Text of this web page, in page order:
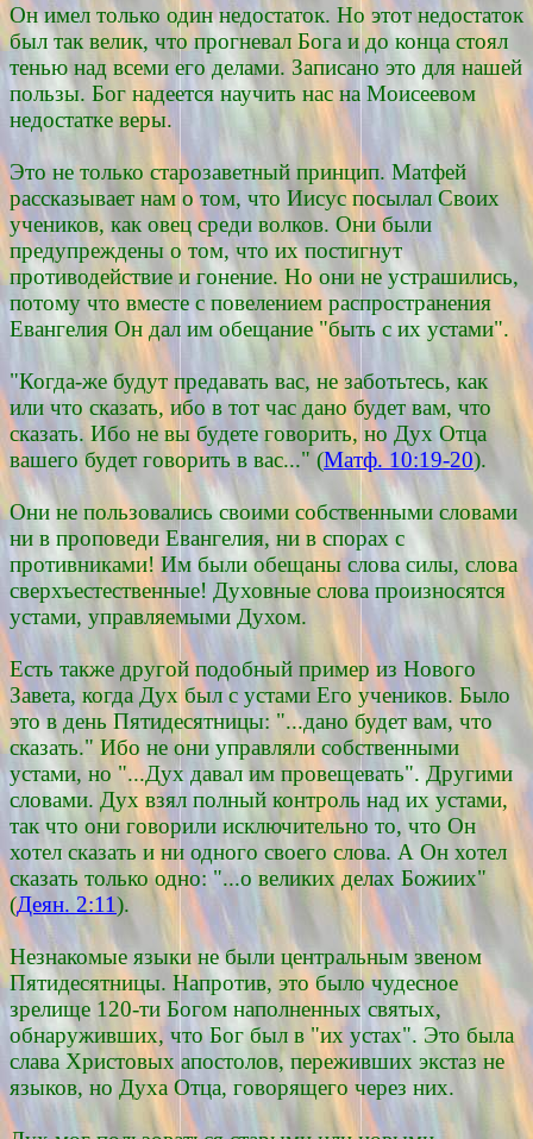
Он имел только один недостаток. Но этот недостаток
был так велик, что прогневал Бога и до конца стоял
тенью над всеми его делами. Записано это для нашей
пользы. Бог надеется научить нас на Моисеевом
недостатке веры.
Это не только старозаветный принцип. Матфей
рассказывает нам о том, что Иисус посылал Своих
учеников, как овец среди волков. Они были
предупреждены о том, что их постигнут
противодействие и гонение. Но они не устрашились,
потому что вместе с повелением распространения
Евангелия Он дал им обещание "быть с их устами".
"Когда-же будут предавать вас, не заботьтесь, как
или что сказать, ибо в тот час дано будет вам, что
сказать. Ибо не вы будете говорить, но Дух Отца
вашего будет говорить в вас..." (Матф. 10:19-20).
Они не пользовались своими собственными словами
ни в проповеди Евангелия, ни в спорах с
противниками! Им были обещаны слова силы, слова
сверхъестественные! Духовные слова произносятся
устами, управляемыми Духом.
Есть также другой подобный пример из Нового
Завета, когда Дух был с устами Его учеников. Было
это в день Пятидесятницы: "...дано будет вам, что
сказать." Ибо не они управляли собственными
устами, но "...Дух давал им провещевать". Другими
словами. Дух взял полный контроль над их устами,
так что они говорили исключительно то, что Он
хотел сказать и ни одного своего слова. А Он хотел
сказать только одно: "...о великих делах Божиих"
(Деян. 2:11).
Незнакомые языки не были центральным звеном
Пятидесятницы. Напротив, это было чудесное
зрелище 120-ти Богом наполненных святых,
обнаруживших, что Бог был в "их устах". Это была
слава Христовых апостолов, переживших экстаз не
языков, но Духа Отца, говорящего через них.